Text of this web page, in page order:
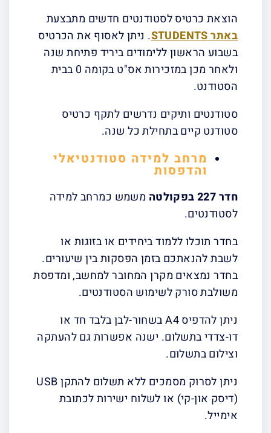
הוצאת כרטיס לסטודנטים חדשים מתבצעת
באתר STUDENTS
. ניתן לאסוף את הכרטיס
בשבוע הראשון ללימודים ביריד פתיחת שנה
ולאחר מכן במזכירות אס"ט בקומה 0 בבית
הסטודנט.
סטודנטים ותיקים נדרשים לתקף כרטיס
סטודנט קיים בתחילת כל שנה.
מרחב למידה סטודנטיאלי
והדפסות
חדר 227 בפקולטה
משמש כמרחב למידה
לסטודנטים.
בחדר תוכלו ללמוד ביחידים או בזוגות או
לשבת להנאתכם בזמן הפסקות בין שיעורים.
בחדר נמצאים מקרן המחובר למחשב, ומדפסת
משולבת סורק לשימוש הסטודנטים.
ניתן להדפיס A4 בשחור-לבן בלבד חד או
דו-צדדי בתשלום. ישנה אפשרות גם להעתקה
וצילום בתשלום.
ניתן לסרוק מסמכים ללא תשלום להתקן USB
(דיסק און-קי) או לשלוח ישירות לכתובת
אימייל.